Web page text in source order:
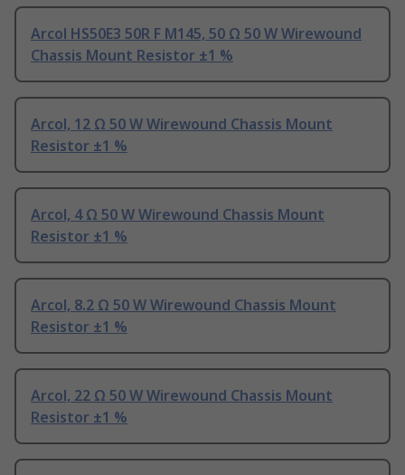
Arcol HS50E3 50R F M145, 50 Ω 50 W Wirewound
Chassis Mount Resistor ±1 %
Arcol, 12 Ω 50 W Wirewound Chassis Mount
Resistor ±1 %
Arcol, 4 Ω 50 W Wirewound Chassis Mount
Resistor ±1 %
Arcol, 8.2 Ω 50 W Wirewound Chassis Mount
Resistor ±1 %
Arcol, 22 Ω 50 W Wirewound Chassis Mount
Resistor ±1 %